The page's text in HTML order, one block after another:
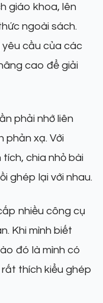
giáo khoa, lên
ngoài sách.
cầu của các
cao để giải
phải nhớ liên
phản xạ. Với
chia nhỏ bài
ghép lại với nhau.
nhiều công cụ
Khi mình biết
đó là mình có
thích kiểu ghép